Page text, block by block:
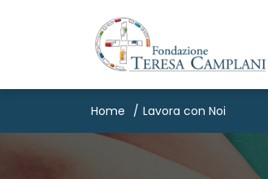
Home Lavora con Noi